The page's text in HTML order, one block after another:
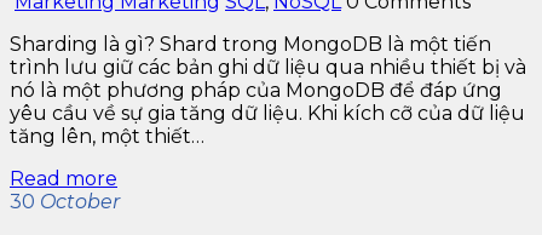
Sharding là gì? Shard trong MongoDB là một tiến
trình lưu giữ các bản ghi dữ liệu qua nhiều thiết bị và
nó là một phương pháp của MongoDB để đáp ứng
yêu cầu về sự gia tăng dữ liệu. Khi kích cỡ của dữ liệu
tăng lên, một thiết…
Read more
30 October